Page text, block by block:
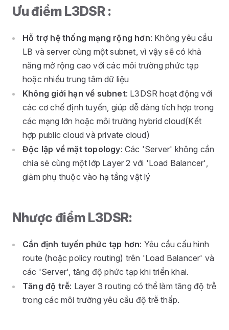
Ưu điểm L3DSR :
Hỗ trợ hệ thống mạng rộng hơn: Không yêu cầu
LB và server cùng một subnet, vì vậy sẽ có khả
năng mở rộng cao với các môi trường phức tạp
hoặc nhiều trung tâm dữ liệu
Không giới hạn về subnet: L3DSR hoạt động với
các cơ chế định tuyến, giúp dễ dàng tích hợp trong
các mạng lớn hoặc môi trường hybrid cloud(Kết
hợp public cloud và private cloud)
Độc lập về mặt topology: Các 'Server' không cần
chia sẻ cùng một lớp Layer 2 với 'Load Balancer',
giảm phụ thuộc vào hạ tầng vật lý
Nhược điểm L3DSR:
Cần định tuyến phức tạp hơn: Yêu cầu cấu hình
route (hoặc policy routing) trên 'Load Balancer' và
các 'Server', tăng độ phức tạp khi triển khai.
Tăng độ trễ: Layer 3 routing có thể làm tăng độ trễ
trong các môi trường yêu cầu độ trễ thấp.